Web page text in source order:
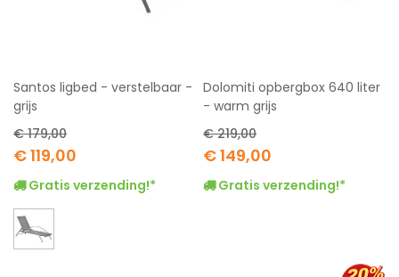
Santos ligbed - verstelbaar -
grijs
Special
Price
€ 119,00
€ 179,00
Gratis verzending!*
Dolomiti opbergbox 640 liter
- warm grijs
Special
Price
€ 149,00
€ 219,00
Gratis verzending!*